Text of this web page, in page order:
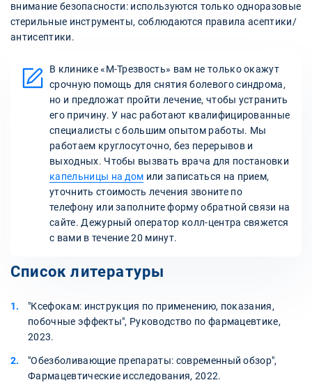
внимание безопасности: используются только одноразовые
стерильные инструменты, соблюдаются правила асептики/
антисептики.
В клинике «М-Трезвость» вам не только окажут
срочную помощь для снятия болевого синдрома,
но и предложат пройти лечение, чтобы устранить
его причину. У нас работают квалифицированные
специалисты с большим опытом работы. Мы
работаем круглосуточно, без перерывов и
выходных. Чтобы вызвать врача для постановки
капельницы на дом или записаться на прием,
уточнить стоимость лечения звоните по
телефону или заполните форму обратной связи на
сайте. Дежурный оператор колл-центра свяжется
с вами в течение 20 минут.
Список литературы
"Ксефокам: инструкция по применению, показания,
побочные эффекты", Руководство по фармацевтике,
2023.
"Обезболивающие препараты: современный обзор",
Фармацевтические исследования, 2022.